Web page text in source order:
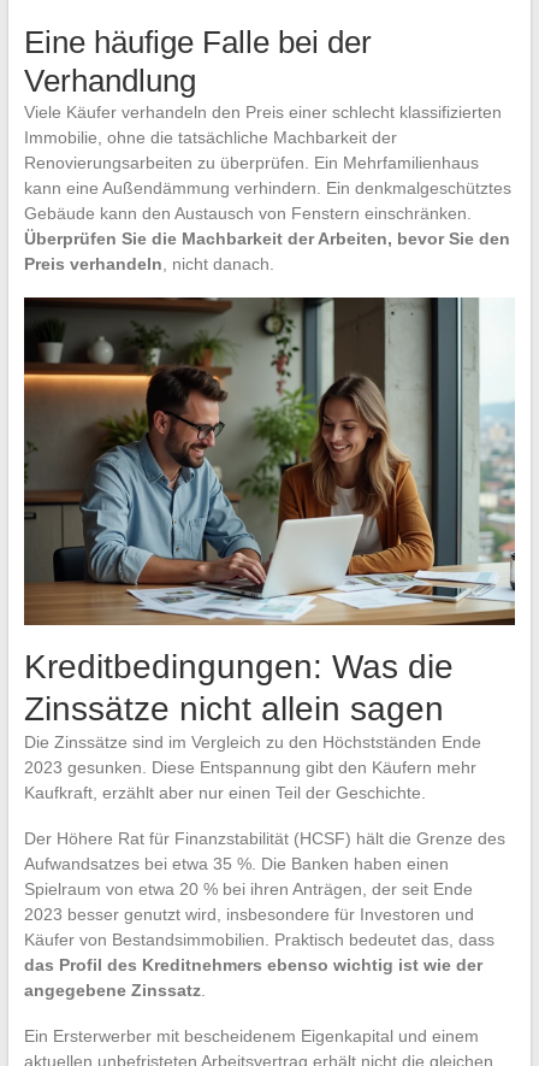
Eine häufige Falle bei der
Verhandlung
Viele Käufer verhandeln den Preis einer schlecht klassifizierten
Immobilie, ohne die tatsächliche Machbarkeit der
Renovierungsarbeiten zu überprüfen. Ein Mehrfamilienhaus
kann eine Außendämmung verhindern. Ein denkmalgeschütztes
Gebäude kann den Austausch von Fenstern einschränken.
Überprüfen Sie die Machbarkeit der Arbeiten, bevor Sie den
Preis verhandeln , nicht danach.
Kreditbedingungen: Was die
Zinssätze nicht allein sagen
Die Zinssätze sind im Vergleich zu den Höchstständen Ende
2023 gesunken. Diese Entspannung gibt den Käufern mehr
Kaufkraft, erzählt aber nur einen Teil der Geschichte.
Der Höhere Rat für Finanzstabilität (HCSF) hält die Grenze des
Aufwandsatzes bei etwa 35 %. Die Banken haben einen
Spielraum von etwa 20 % bei ihren Anträgen, der seit Ende
2023 besser genutzt wird, insbesondere für Investoren und
Käufer von Bestandsimmobilien. Praktisch bedeutet das, dass
das Profil des Kreditnehmers ebenso wichtig ist wie der
angegebene Zinssatz.
Ein Ersterwerber mit bescheidenem Eigenkapital und einem
aktuellen unbefristeten Arbeitsvertrag erhält nicht die gleichen